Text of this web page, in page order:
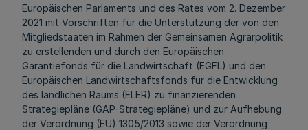
Europäischen Parlaments und des Rates vom 2. Dezember
2021 mit Vorschriften für die Unterstützung der von den
Mitgliedstaaten im Rahmen der Gemeinsamen Agrarpolitik
zu erstellenden und durch den Europäischen
Garantiefonds für die Landwirtschaft (EGFL) und den
Europäischen Landwirtschaftsfonds für die Entwicklung
des ländlichen Raums (ELER) zu finanzierenden
Strategiepläne (GAP-Strategiepläne) und zur Aufhebung
der Verordnung (EU) 1305/2013 sowie der Verordnung